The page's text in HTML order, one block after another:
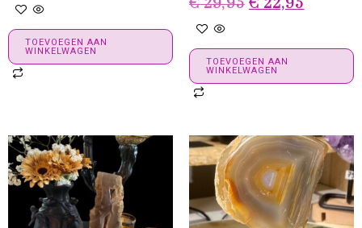
TOEVOEGEN AAN
WINKELWAGEN
€29,95 € 22,95
TOEVOEGEN AAN
WINKELWAGEN